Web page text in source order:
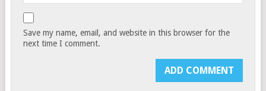
Save my name, email, and website in this browser for the
next time I comment.